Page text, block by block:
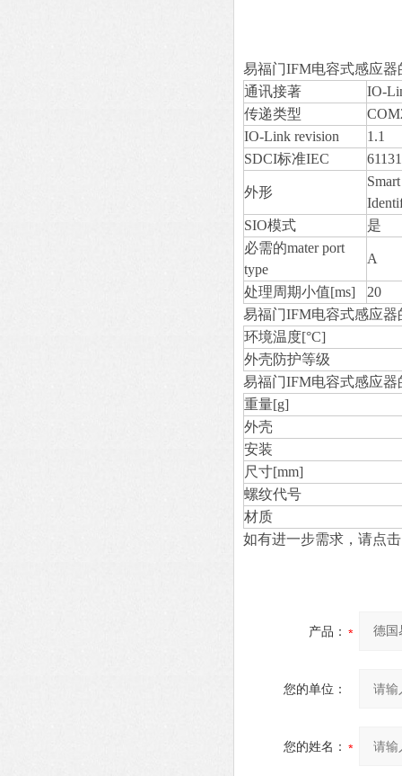
易福门IFM电容式感应器
通讯接著
IO-
传递类型
IO-Link revision
1.1
SDCI标准IEC
外形
SIO模式
是
必需的mater port
type
A
处理周期小值[ms]
20
易福门IFM电容式感应器
环境温度[°C]
外壳防护等级
易福门IFM电容式感应
重量[g]
外壳
安装
尺寸[mm]
螺纹代号
材质
如有进一步需求，请点
产品：
您的单位：
您的姓名：